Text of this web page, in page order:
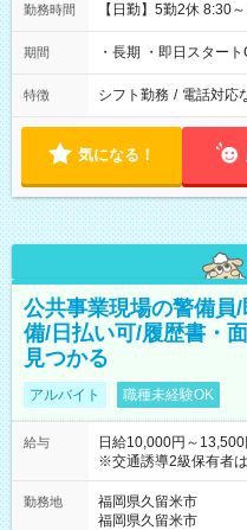
勤務時間 【日勤】5勤2休 8:30
期間 ・長期 ・即日スタート
特徴 シフト勤務 / 電話対応
気になる！
公共事業現場の警備
備/日払い可/履歴書・
見つかる
アルバイト 職種未経験OK
給与
日給10,000円～13,500
※交通誘導2級保有者
【試用期間】試用期間
勤務地
福岡県久留米市
福岡県久留米市